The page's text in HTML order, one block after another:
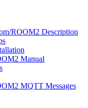
ROOM2 Description
Manual
MQTT Messages